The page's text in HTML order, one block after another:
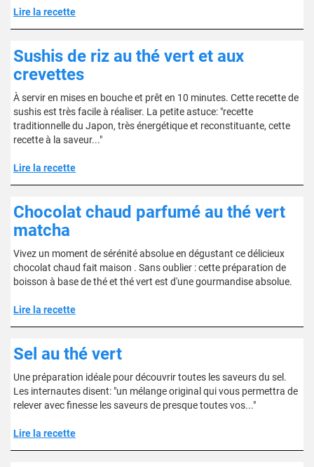
Lire la recette
Sushis de riz au thé vert et aux
crevettes
À servir en mises en bouche et prêt en 10 minutes. Cette recette de
sushis est très facile à réaliser. La petite astuce: "recette
traditionnelle du Japon, très énergétique et reconstituante, cette
recette à la saveur..."
Lire la recette
Chocolat chaud parfumé au thé vert
matcha
Vivez un moment de sérénité absolue en dégustant ce délicieux
chocolat chaud fait maison . Sans oublier : cette préparation de
boisson à base de thé et thé vert est d'une gourmandise absolue.
Lire la recette
Sel au thé vert
Une préparation idéale pour découvrir toutes les saveurs du sel.
Les internautes disent: "un mélange original qui vous permettra de
relever avec finesse les saveurs de presque toutes vos..."
Lire la recette